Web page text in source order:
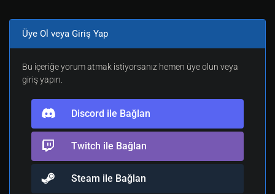
Üye Ol veya Giriş Yap
Bu içeriğe yorum atmak istiyorsanız hemen üye olun veya
giriş yapın.
Discord ile Bağlan
Twitch ile Bağlan
Steam ile Bağlan